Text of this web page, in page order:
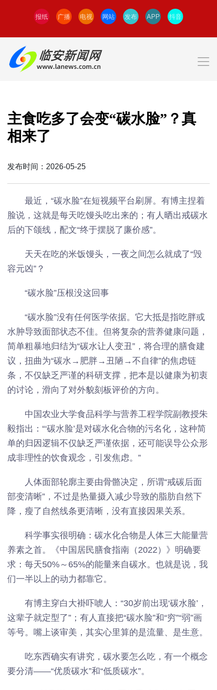
报纸 广播 电视 网站 发布 APP 抖音
主食吃多了会变“碳水脸”？真
相来了
发布时间：2026-05-25
最近，“碳水脸”在短视频平台刷屏。有博主捏着
脸说，这就是每天吃馒头吃出来的；有人晒出戒碳水
后的下颌线，配文“终于摆脱了廉价感”。
天天在吃的米饭馒头，一夜之间怎么就成了“毁
容元凶”？
“碳水脸”压根没这回事
“碳水脸”没有任何医学依据。它大抵是指吃胖或
水肿导致面部状态不佳。但将复杂的营养健康问题，
简单粗暴地归结为“碳水让人变丑”，将合理的膳食建
议，扭曲为“碳水→肥胖→丑陋→不自律”的焦虑链
条，不仅缺乏严谨的科研支撑，把本是以健康为初衷
的讨论，滑向了对外貌刻板评价的方向。
中国农业大学食品科学与营养工程学院副教授朱
毅指出：“‘碳水脸’是对碳水化合物的污名化，这种简
单的归因逻辑不仅缺乏严谨依据，还可能误导公众形
成非理性的饮食观念，引发焦虑。”
人体面部轮廓主要由骨骼决定，所谓“戒碳后面
部变清晰”，不过是热量摄入减少导致的脂肪自然下
降，瘦了自然线条更清晰，没有直接因果关系。
科学事实很明确：碳水化合物是人体三大能量营
养素之首。《中国居民膳食指南（2022）》明确要
求：每天50%～65%的能量来自碳水。也就是说，我
们一半以上的动力都靠它。
有博主穿白大褂吓唬人：“30岁前出现‘碳水脸’，
这辈子就定型了”；有人直接把“碳水脸”和“穷”“弱”画
等号。嘴上谈审美，其实心里算的是流量、是生意。
吃东西确实有讲究，碳水要怎么吃，有一个概念
要分清——“优质碳水”和“低质碳水”。